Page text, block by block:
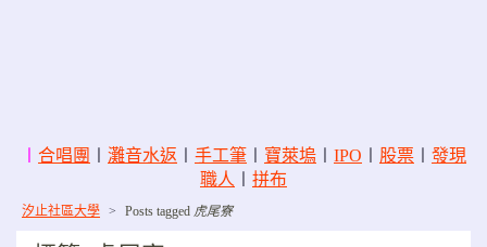
合唱團 灘音水返 手工筆 寶萊塢 IPO 股票
發現
職人
拼布
汐止社區大學 > Posts tagged 虎尾寮